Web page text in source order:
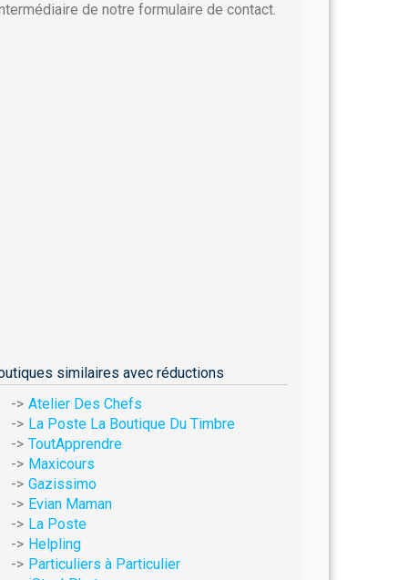
de notre formulaire de contact.
similaires avec réductions
Atelier Des Chefs
La Poste La Boutique Du Timbre
ToutApprendre
Maxicours
Gazissimo
Evian Maman
La Poste
Helpling
Particuliers à Particulier